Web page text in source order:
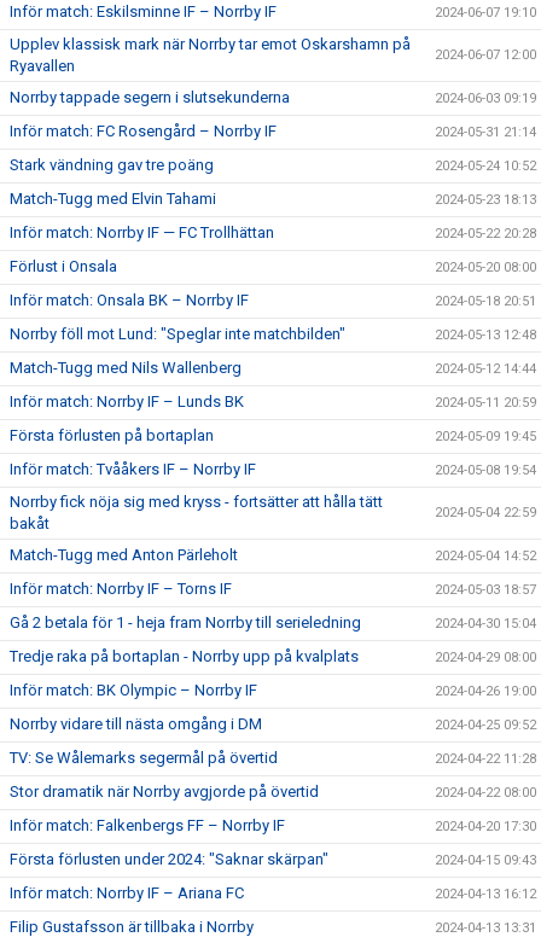
Inför match: Eskilsminne IF – Norrby IF 2024-06-07 19:10
Upplev klassisk mark när Norrby tar emot Oskarshamn på
Ryavallen
2024-06-07 12:00
Norrby tappade segern i slutsekunderna 2024-06-03 09:19
Inför match: FC Rosengård – Norrby IF 2024-05-31 21:14
Stark vändning gav tre poäng 2024-05-24 10:52
Match-Tugg med Elvin Tahami 2024-05-23 18:13
Inför match: Norrby IF — FC Trollhättan 2024-05-22 20:28
Förlust i Onsala 2024-05-20 08:00
Inför match: Onsala BK – Norrby IF 2024-05-18 20:51
Norrby föll mot Lund: "Speglar inte matchbilden" 2024-05-13 12:48
Match-Tugg med Nils Wallenberg 2024-05-12 14:44
Inför match: Norrby IF – Lunds BK 2024-05-11 20:59
Första förlusten på bortaplan 2024-05-09 19:45
Inför match: Tvååkers IF – Norrby IF 2024-05-08 19:54
Norrby fick nöja sig med kryss - fortsätter att hålla tätt
bakåt
2024-05-04 22:59
Match-Tugg med Anton Pärleholt 2024-05-04 14:52
Inför match: Norrby IF – Torns IF 2024-05-03 18:57
Gå 2 betala för 1 - heja fram Norrby till serieledning 2024-04-30 15:04
Tredje raka på bortaplan - Norrby upp på kvalplats 2024-04-29 08:00
Inför match: BK Olympic – Norrby IF 2024-04-26 19:00
Norrby vidare till nästa omgång i DM 2024-04-25 09:52
TV: Se Wålemarks segermål på övertid 2024-04-22 11:28
Stor dramatik när Norrby avgjorde på övertid 2024-04-22 08:00
Inför match: Falkenbergs FF – Norrby IF 2024-04-20 17:30
Första förlusten under 2024: "Saknar skärpan" 2024-04-15 09:43
Inför match: Norrby IF – Ariana FC 2024-04-13 16:12
Filip Gustafsson är tillbaka i Norrby 2024-04-13 13:31